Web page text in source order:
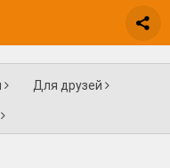
Для друзей